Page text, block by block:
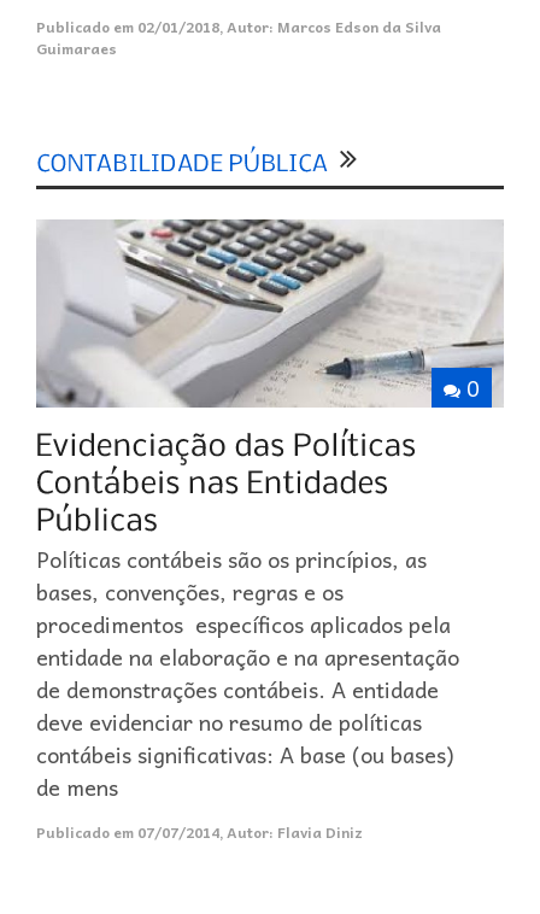
Publicado em 02/01/2018,Autor: Marcos Edson da Silva
Guimaraes
0
Políticas contábeis são os princípios, as
bases, convenções, regras e os
procedimentos específicos aplicados pela
entidade na elaboração e na apresentação
de demonstrações contábeis. A entidade
deve evidenciar no resumo de políticas
contábeis significativas: A base (ou bases)
de mens
Publicado em 07/07/2014,Autor: Flavia Diniz